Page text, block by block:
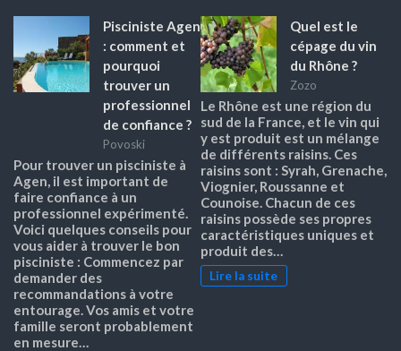
Pisciniste Agen
: comment et
pourquoi
trouver un
professionnel
de confiance ?
Povoski
Pour trouver un pisciniste à
Agen, il est important de
faire confiance à un
professionnel expérimenté.
Voici quelques conseils pour
vous aider à trouver le bon
pisciniste : Commencez par
demander des
recommandations à votre
entourage. Vos amis et votre
famille seront probablement
en mesure…
Quel est le
cépage du vin
du Rhône ?
Zozo
Le Rhône est une région du
sud de la France, et le vin qui
y est produit est un mélange
de différents raisins. Ces
raisins sont : Syrah, Grenache,
Viognier, Roussanne et
Counoise. Chacun de ces
raisins possède ses propres
caractéristiques uniques et
produit des…
Lire la suite